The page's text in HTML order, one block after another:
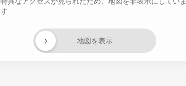
す
地図を表示
›